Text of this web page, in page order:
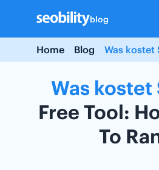
content
blog
Home Blog Was kostet
Was kostet
Free Tool:
To